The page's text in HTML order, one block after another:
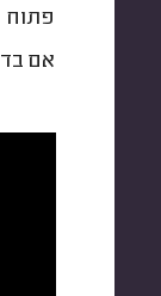
פתוח
אם